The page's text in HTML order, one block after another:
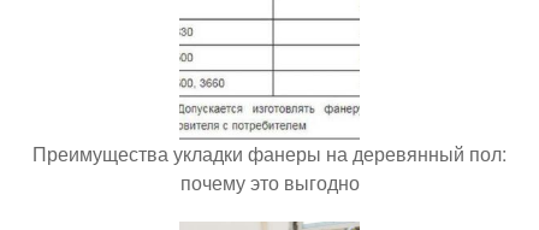
Преимущества укладки фанеры на деревянный пол:
почему это выгодно